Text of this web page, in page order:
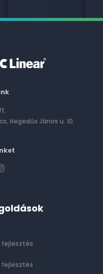
Hegedűs János u. 10.
fejlesztés
fejlesztés